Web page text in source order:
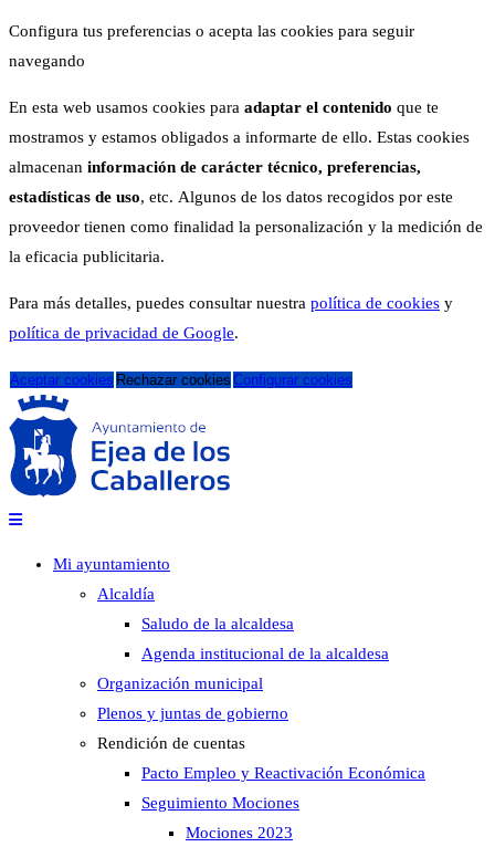
Configura tus preferencias o acepta las cookies para seguir
navegando
En esta web usamos cookies para adaptar el contenido que te
mostramos y estamos obligados a informarte de ello. Estas cookies
almacenan información de carácter técnico, preferencias,
estadísticas de uso, etc. Algunos de los datos recogidos por este
proveedor tienen como finalidad la personalización y la medición de
la eficacia publicitaria.
Para más detalles, puedes consultar nuestra política de cookies y
política de privacidad de Google.
Aceptar cookies Rechazar cookies Configurar cookies
Mi ayuntamiento
Alcaldía
Saludo de la alcaldesa
Agenda institucional de la alcaldesa
Organización municipal
Plenos y juntas de gobierno
Rendición de cuentas
Pacto Empleo y Reactivación Económica
Seguimiento Mociones
Mociones 2023